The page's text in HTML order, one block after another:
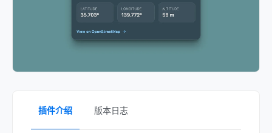
插件介绍 版本日志